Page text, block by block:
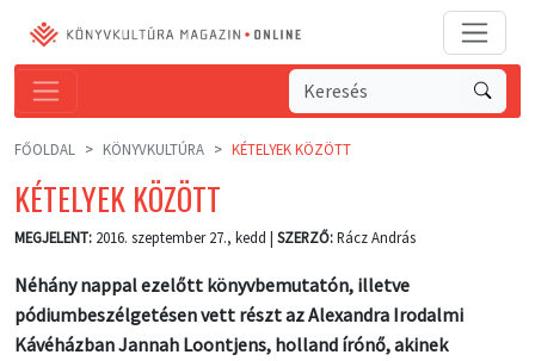
FŐOLDAL KÖNYVKULTÚRA KÉTELYEK KÖZÖTT
KÉTELYEK KÖZÖTT
MEGJELENT: 2016. szeptember 27., kedd | SZERZŐ:Rácz András
Néhány nappal ezelőtt könyvbemutatón, illetve
pódiumbeszélgetésen vett részt az Alexandra Irodalmi
Kávéházban Jannah Loontjens, holland írónő, akinek